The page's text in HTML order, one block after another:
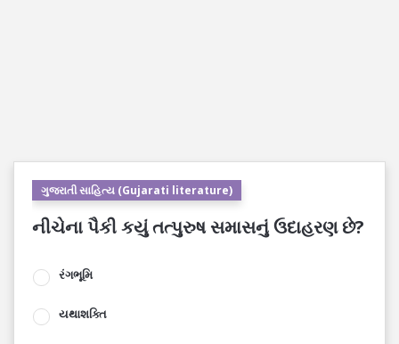
ગુજરાતી સાહિત્ય (Gujarati literature)
નીચેના પૈકી કયું તત્પુરુષ સમાસનું ઉદાહરણ છે?
રંગભૂમિ
યથાશક્તિ